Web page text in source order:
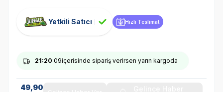
Yetkili Satıcı Hızlı Teslimat
21:20:08içerisinde sipariş verirsen yarın kargoda
49,90